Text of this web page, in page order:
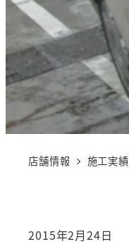
店舗情報 施工実績
2015年2月24日